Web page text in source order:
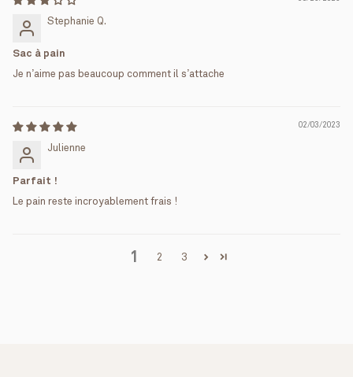
Stephanie Q.
Sac à pain
Je n’aime pas beaucoup comment il s’attache
02/03/2023
Julienne
Parfait !
Le pain reste incroyablement frais !
1 2 3